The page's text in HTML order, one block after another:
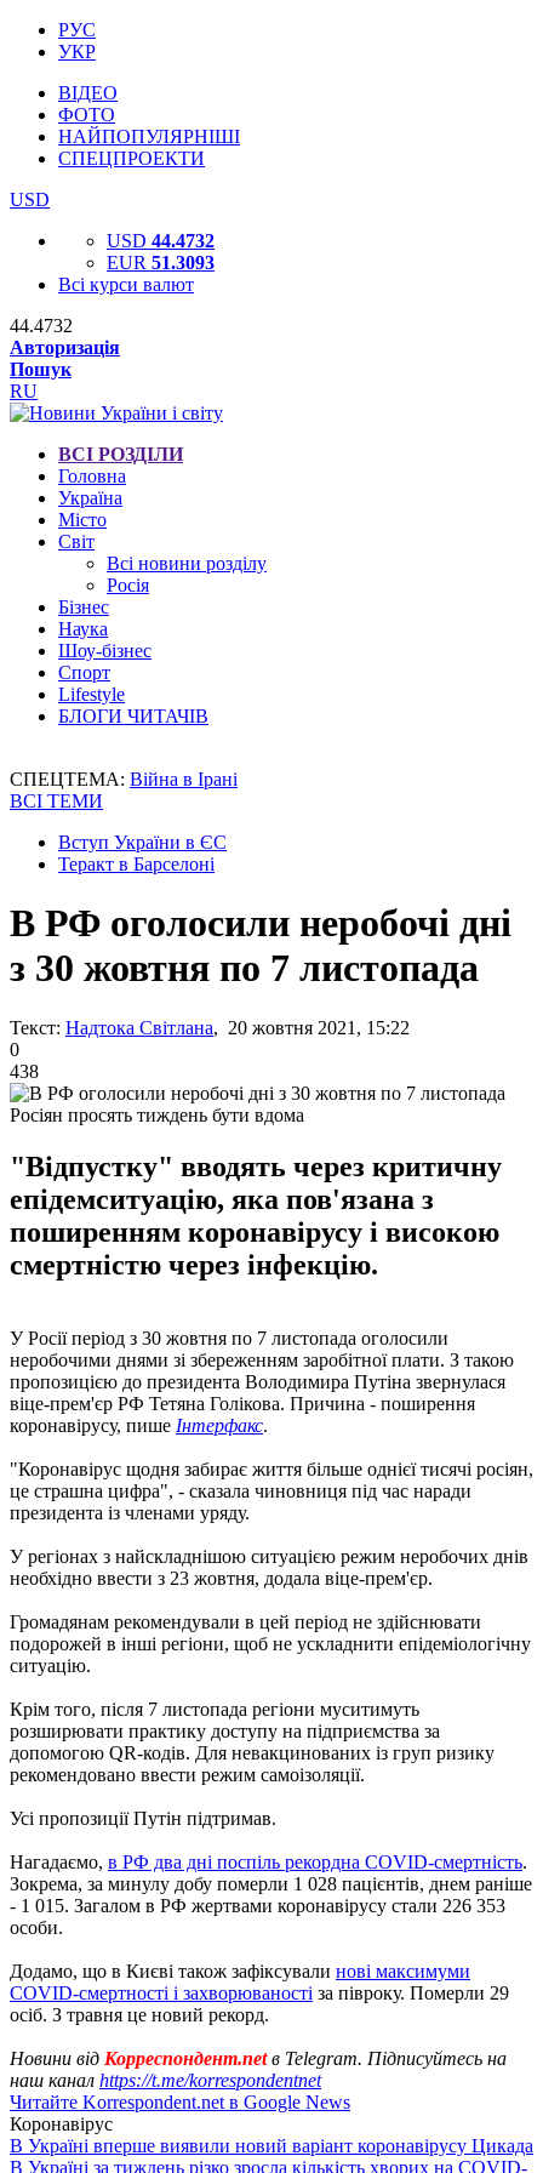
РУС
УКР
ВІДЕО
ФОТО
НАЙПОПУЛЯРНІШІ
СПЕЦПРОЕКТИ
USD
USD 44.4732
EUR 51.3093
Всі курси валют
44.4732
Авторизація
Пошук
RU
ВСІ РОЗДІЛИ
Головна
Україна
Місто
Світ
Всі новини розділу
Росія
Бізнес
Наука
Шоу-бізнес
Спорт
Lifestyle
БЛОГИ ЧИТАЧІВ
СПЕЦТЕМА: Війна в Ірані
ВСІ ТЕМИ
Вступ України в ЄС
Теракт в Барселоні
В РФ оголосили неробочі дні
з 30 жовтня по 7 листопада
Текст: Надтока Світлана, 20 жовтня 2021, 15:22
0
438
Росіян просять тиждень бути вдома
"Відпустку" вводять через критичну
епідемситуацію, яка пов'язана з
поширенням коронавірусу і високою
смертністю через інфекцію.
У Росії період з 30 жовтня по 7 листопада оголосили
неробочими днями зі збереженням заробітної плати. З такою
пропозицією до президента Володимира Путіна звернулася
віце-прем'єр РФ Тетяна Голікова. Причина - поширення
коронавірусу, пише Інтерфакс.
"Коронавірус щодня забирає життя більше однієї тисячі росіян,
це страшна цифра", - сказала чиновниця під час наради
президента із членами уряду.
У регіонах з найскладнішою ситуацією режим неробочих днів
необхідно ввести з 23 жовтня, додала віце-прем'єр.
Громадянам рекомендували в цей період не здійснювати
подорожей в інші регіони, щоб не ускладнити епідеміологічну
ситуацію.
Крім того, після 7 листопада регіони муситимуть
розширювати практику доступу на підприємства за
допомогою QR-кодів. Для невакцинованих із груп ризику
рекомендовано ввести режим самоізоляції.
Усі пропозиції Путін підтримав.
Нагадаємо, в РФ два дні поспіль рекордна COVID-смертність.
Зокрема, за минулу добу померли 1 028 пацієнтів, днем ​​раніше
- 1 015. Загалом в РФ жертвами коронавірусу стали 226 353
особи.
Додамо, що в Києві також зафіксували нові максимуми
COVID-смертності і захворюваності за півроку. Померли 29
осіб. З травня це новий рекорд.
Новини від Корреспондент.netв Telegram. Підписуйтесь на
наш канал https://t.me/korrespondentnet
Читайте Korrespondent.net в Google News
Коронавірус
В Україні вперше виявили новий варіант коронавірусу Цикада
В Україні за тиждень різко зросла кількість хворих на COVID-